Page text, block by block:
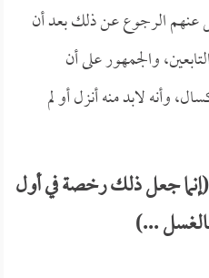
عنهم الرجوع عن ذلك بعد أن
والجمهور على أن
وأنه لابد منه أنزل أو لم
جعل ذلك رخصة في أول
...)